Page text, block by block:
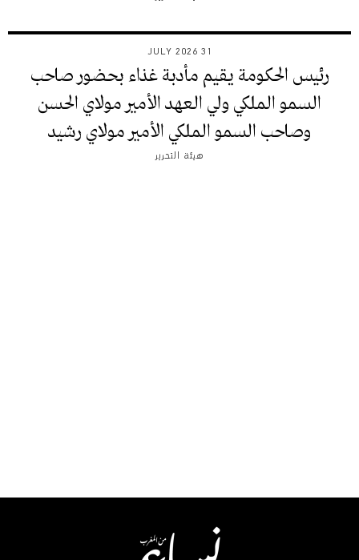
31 JULY 2026
رئيس الحكومة يقيم مأدبة غذاء بحضور صاحب
السمو الملكي ولي العهد الأمير مولاي الحسن
وصاحب السمو الملكي الأمير مولاي رشيد
هيئة التحرير